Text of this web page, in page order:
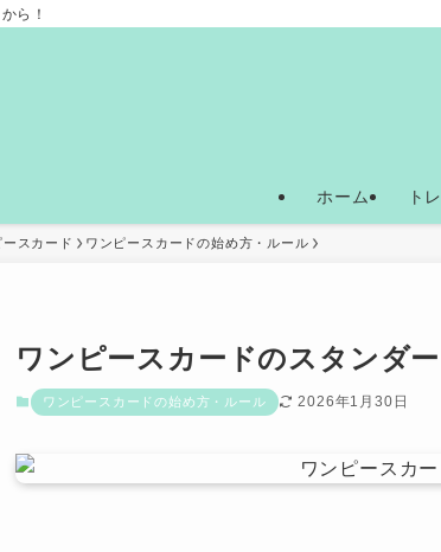
ら！
ホーム ト
ースカード ワンピースカードの始め方・ルール
ワンピースカードのスタンダ
ワンピースカードの始め方・ルール 2026年1月30日